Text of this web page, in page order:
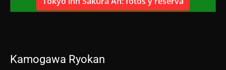
Kamogawa Ryokan